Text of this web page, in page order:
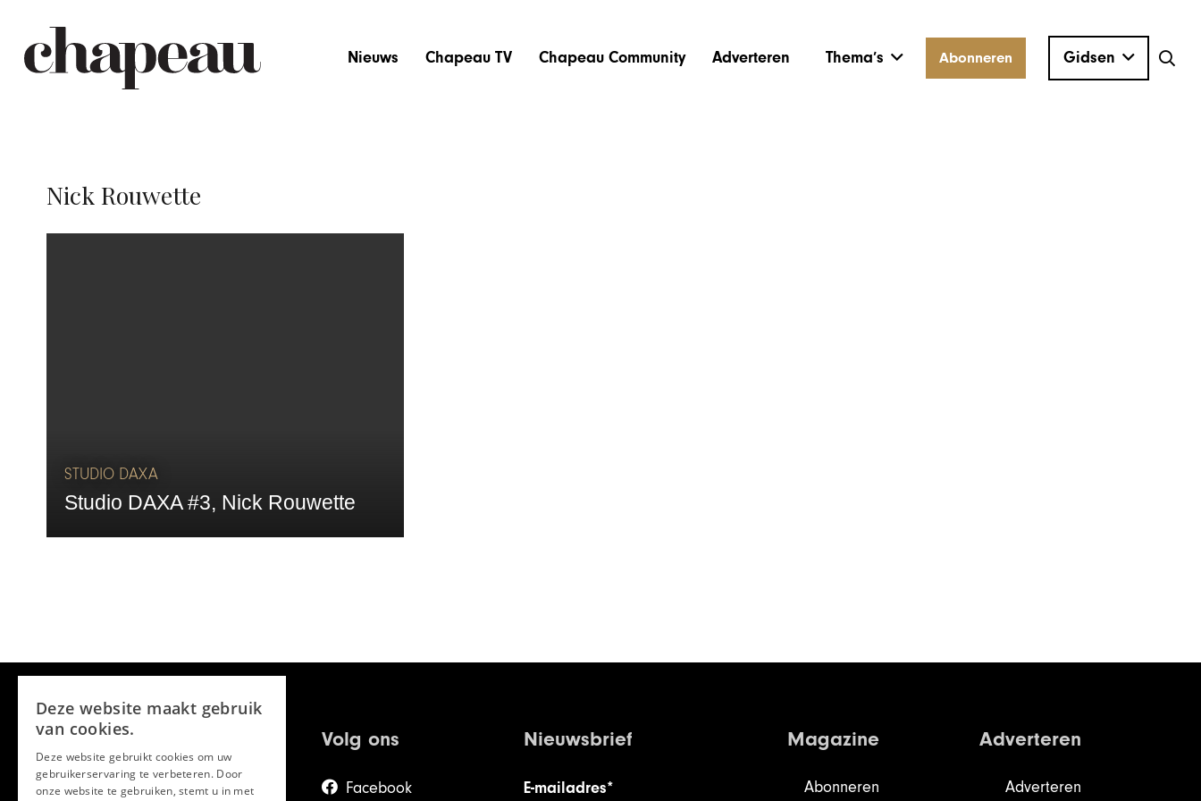
Nieuws Chapeau TV Chapeau Community Adverteren Thema’s Abonneren Gidsen
Nick Rouwette
STUDIO DAXA
Studio DAXA #3, Nick Rouwette
Volg ons
Facebook
Nieuwsbrief
E-mailadres*
Magazine
Abonneren
Adverteren
Adverteren
Deze website maakt gebruik
van cookies.
Deze website gebruikt cookies om uw
gebruikerservaring te verbeteren. Door
onze website te gebruiken, stemt u in met